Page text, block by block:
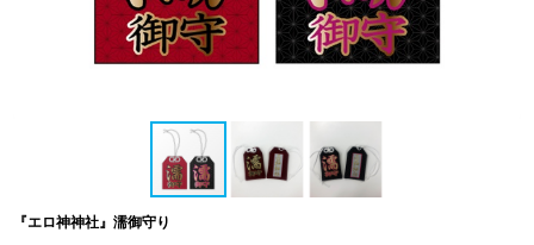
『エロ神神社』濡御守り